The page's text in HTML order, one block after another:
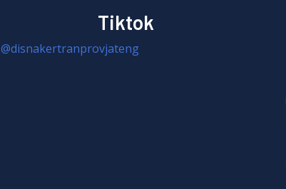
Tiktok
@disnakertranprovjateng